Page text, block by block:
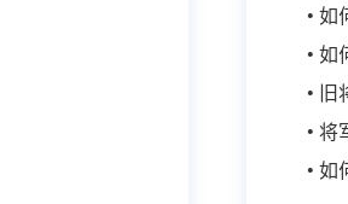
• 如
•
•
• 将
•